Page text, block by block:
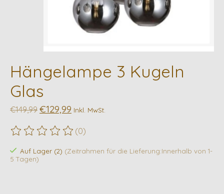
Hängelampe 3 Kugeln
Glas
€149,99 €129,99 Inkl. MwSt.
Die Bewertung dieses Produkts ist
(0)
Auf Lager (2) (Zeitrahmen für die Lieferung:Innerhalb von 1-
5 Tagen)